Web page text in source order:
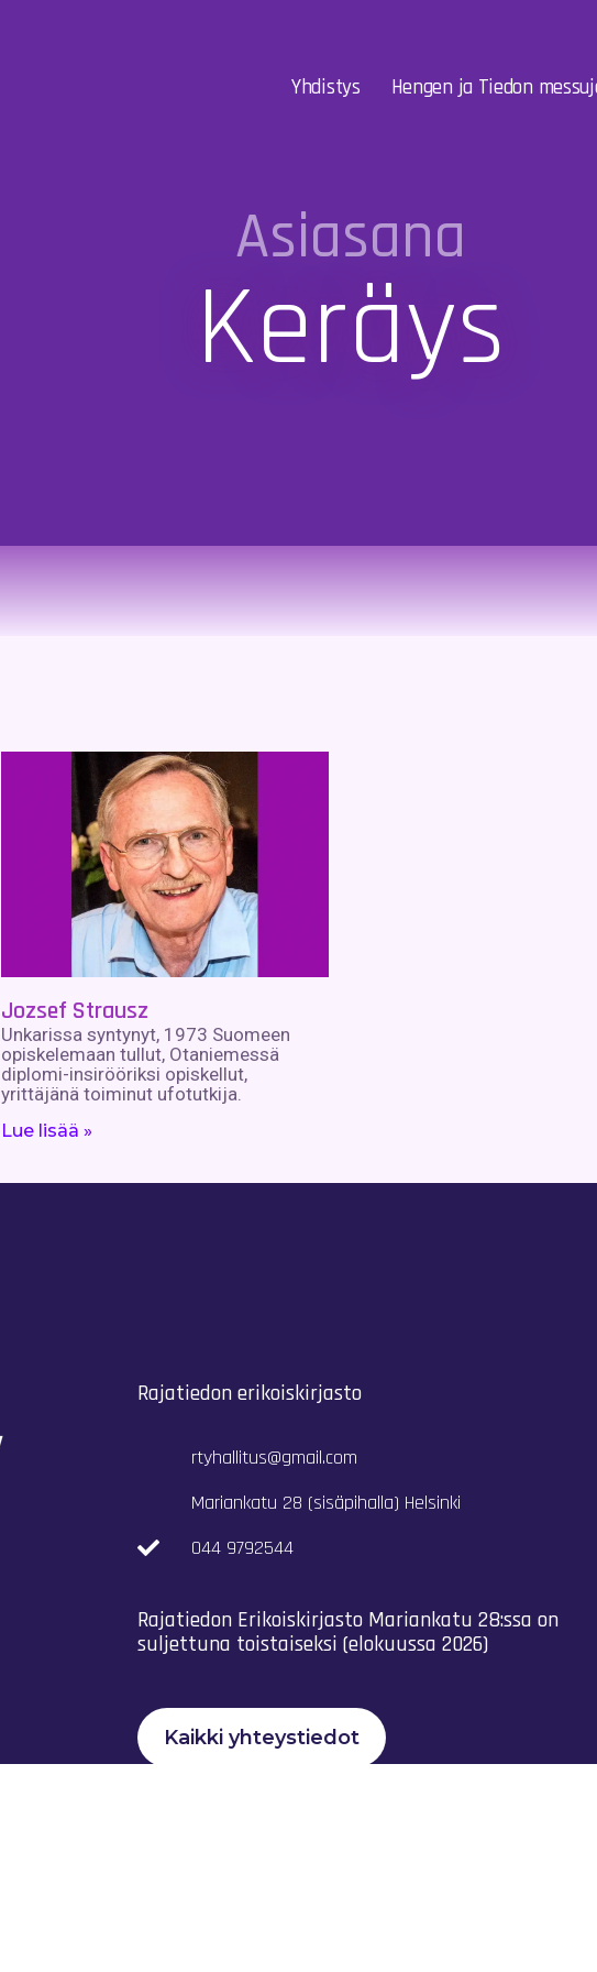
Yhdistys Hengen ja Tiedon
Asiasana
Keräys
Jozsef Strausz
Unkarissa syntynyt, 1973 Suomeen
opiskelemaan tullut, Otaniemessä
diplomi-insirööriksi opiskellut,
yrittäjänä toiminut ufotutkija.
Lue lisää »
Rajatiedon erikoiskirjasto
rtyhallitus@gmail.com
Mariankatu 28 (sisäpihalla) Helsinki
044 9792544
Rajatiedon Erikoiskirjasto Mariankatu 28:ssa on
suljettuna toistaiseksi (elokuussa 2026)
Kaikki yhteystiedot